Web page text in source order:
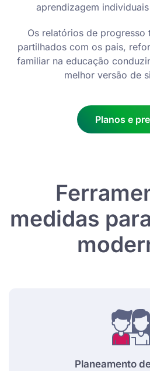
aprendizagem
Os relatórios de progresso
partilhados com os pais,
familiar na educação
melhor versão de
Planos e
medidas
Planeamento